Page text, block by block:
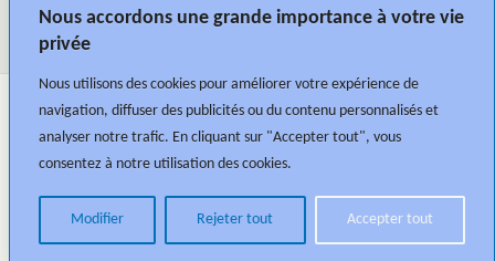
Nous accordons une grande importance à votre vie
privée
Nous utilisons des cookies pour améliorer votre expérience de
navigation, diffuser des publicités ou du contenu personnalisés et
analyser notre trafic. En cliquant sur "Accepter tout", vous
consentez à notre utilisation des cookies.
Modifier Rejeter tout Accepter tout
Conseil Municipal Du 14
Avril 2025
Conseil Municipal Du 13